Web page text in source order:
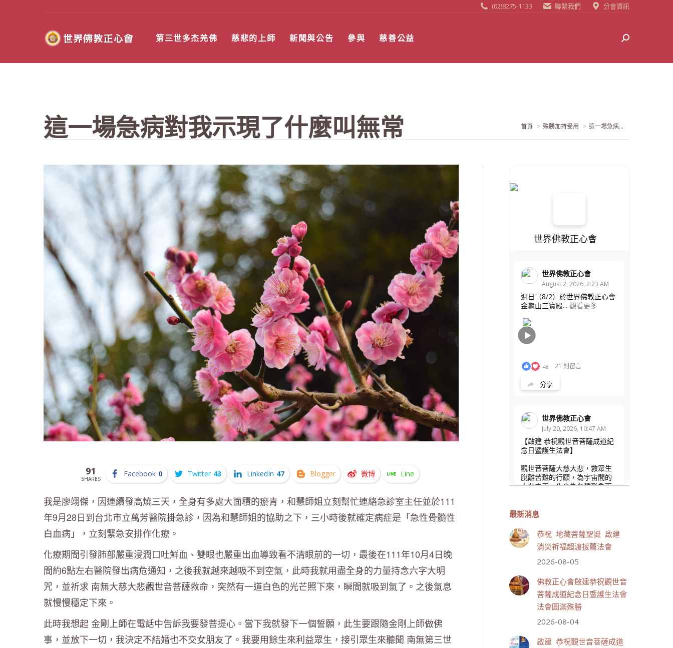
(02)8275-1133 聯繫我們 分會資訊
第三世多杰羌佛 慈悲的上師 新聞與公告 參與 慈善公益 Search:
這一場急病對我示現了什麼叫無常 當前位置:
首頁 殊勝加持受用 這一場急病...
91
SHARES
Facebook 0 Twitter 43 LinkedIn 47 Blogger 微博 Line
我是廖翊傑，因連續發高燒三天，全身有多處大面積的瘀青，和慧師姐立刻幫忙連絡急診室主任並於111
年9月28日到台北市立萬芳醫院掛急診，因為和慧師姐的協助之下，三小時後就確定病症是「急性骨髓性
白血病」，立刻緊急安排作化療。
化療期間引發肺部嚴重浸潤口吐鮮血、雙眼也嚴重出血導致看不清眼前的一切，最後在111年10月4日晚
間約6點左右醫院發出病危通知，之後我就越來越吸不到空氣，此時我就用盡全身的力量持念六字大明
咒，並祈求 南無大慈大悲觀世音菩薩救命，突然有一道白色的光芒照下來，瞬間就吸到氣了。之後氣息
就慢慢穩定下來。
此時我想起 金剛上師在電話中告訴我要發菩提心。當下我就發下一個誓願，此生要跟隨金剛上師做佛
事，並放下一切，我決定不結婚也不交女朋友了。我要用餘生來利益眾生，接引眾生來聽聞 南無第三世
世界佛教正心會
世界佛教正心會
August 2, 2026, 2:23 AM
週日（8/2）於世界佛教正心會
金龜山三寶殿... 觀看更多
48 21 則留言
分享
世界佛教正心會
July 20, 2026, 10:47 AM
【啟建 恭祝觀世音菩薩成道紀
念日暨護生法會】
觀世音菩薩大慈大悲，救眾生
脫離苦難的行願，為宇宙間的
大悲之王，化身為各種形象而
身，農曆6月19日為觀世音菩薩
文殊院、財神會館、桃園金龜
山三寶殿將在8月1日(星期六)於
金龜山三寶殿聯合啟建「恭祝...
觀看更多
110 32 則留言
分享
最新消息
恭祝 地藏菩薩聖誕 啟建
消災祈福超渡拔薦法會
2026-08-05
佛教正心會啟建恭祝觀世音
菩薩成道紀念日暨護生法會
法會圓滿殊勝
2026-08-04
啟建 恭祝觀世音菩薩成道